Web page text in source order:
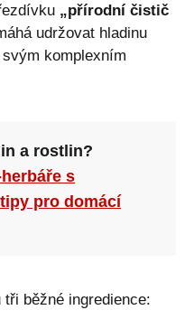
„přírodní čistič
udržovat hladinu
komplexním
a rostlin?
s
pro domácí
běžné ingredience: